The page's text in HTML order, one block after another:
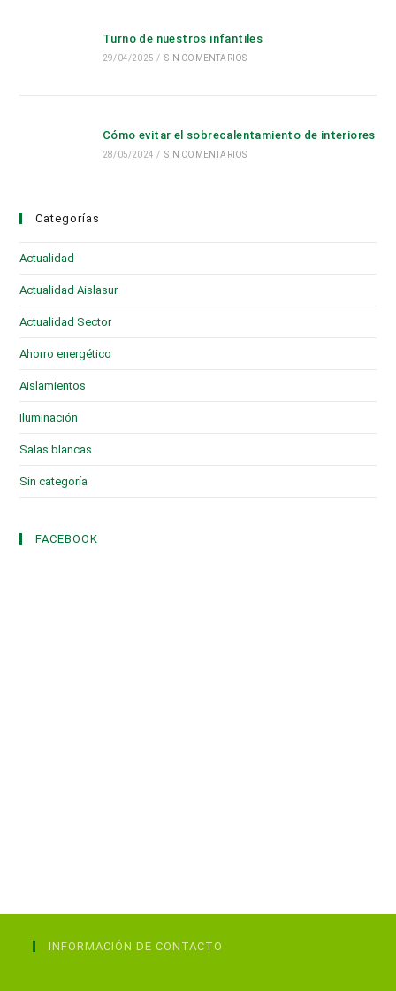
Turno de nuestros infantiles
29/04/2025 / SIN COMENTARIOS
Cómo evitar el sobrecalentamiento de interiores
28/05/2024 / SIN COMENTARIOS
Categorías
Actualidad
Actualidad Aislasur
Actualidad Sector
Ahorro energético
Aislamientos
Iluminación
Salas blancas
Sin categoría
FACEBOOK
INFORMACIÓN DE CONTACTO